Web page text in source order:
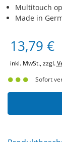
Multitouch
Made in
13,79 €
inkl. MwSt., zzgl.
Sofort